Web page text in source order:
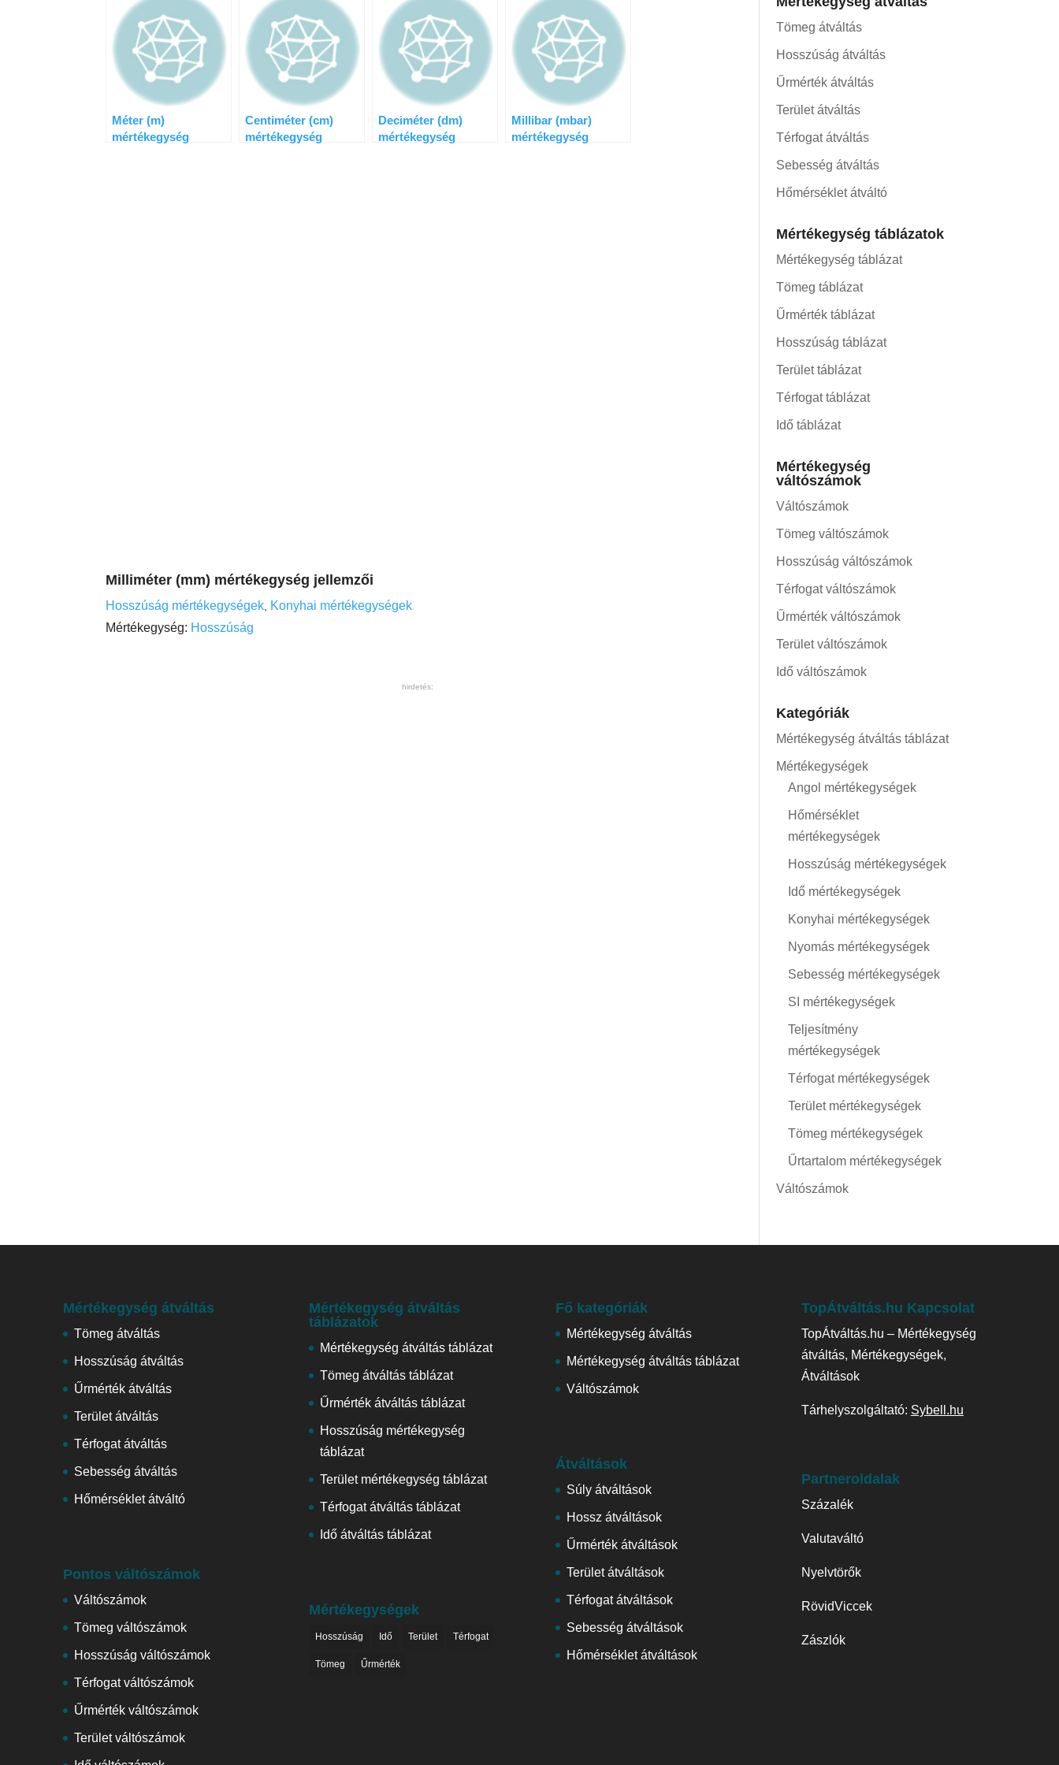
Méter (m)
mértékegység
Centiméter (cm)
mértékegység
Deciméter (dm)
mértékegység
Millibar (mbar)
mértékegység
Milliméter (mm) mértékegység jellemzői
Hosszúság mértékegységek Konyhai mértékegységek
Mértékegység: Hosszúság
hirdetés:
Tömeg átváltás
Hosszúság átváltás
Űrmérték átváltás
Terület átváltás
Térfogat átváltás
Sebesség átváltás
Hőmérséklet átváltó
Mértékegység táblázatok
Mértékegység táblázat
Tömeg táblázat
Űrmérték táblázat
Hosszúság táblázat
Terület táblázat
Térfogat táblázat
Idő táblázat
Mértékegység
váltószámok
Váltószámok
Tömeg váltószámok
Hosszúság váltószámok
Térfogat váltószámok
Űrmérték váltószámok
Terület váltószámok
Idő váltószámok
Kategóriák
Mértékegység átváltás táblázat
Mértékegységek
Angol mértékegységek
Hőmérséklet
mértékegységek
Hosszúság mértékegységek
Idő mértékegységek
Konyhai mértékegységek
Nyomás mértékegységek
Sebesség mértékegységek
SI mértékegységek
Teljesítmény
mértékegységek
Térfogat mértékegységek
Terület mértékegységek
Tömeg mértékegységek
Űrtartalom mértékegységek
Váltószámok
Mértékegység átváltás
Tömeg átváltás
Hosszúság átváltás
Űrmérték átváltás
Terület átváltás
Térfogat átváltás
Sebesség átváltás
Hőmérséklet átváltó
Pontos váltószámok
Váltószámok
Tömeg váltószámok
Hosszúság váltószámok
Térfogat váltószámok
Űrmérték váltószámok
Terület váltószámok
Mértékegység átváltás
táblázatok
Mértékegység átváltás táblázat
Tömeg átváltás táblázat
Űrmérték átváltás táblázat
Hosszúság mértékegység
táblázat
Terület mértékegység táblázat
Térfogat átváltás táblázat
Idő átváltás táblázat
Mértékegységek
Hosszúság Idő Terület Térfogat
Tömeg Űrmérték
Fő kategóriák
Mértékegység átváltás
Mértékegység átváltás táblázat
Váltószámok
Átváltások
Súly átváltások
Hossz átváltások
Űrmérték átváltások
Terület átváltások
Térfogat átváltások
Sebesség átváltások
Hőmérséklet átváltások
TopÁtváltás.hu Kapcsolat
TopÁtváltás.hu – Mértékegység
átváltás, Mértékegységek,
Átváltások
Tárhelyszolgáltató: Sybell.hu
Partneroldalak
Százalék
Valutaváltó
Nyelvtörők
RövidViccek
Zászlók